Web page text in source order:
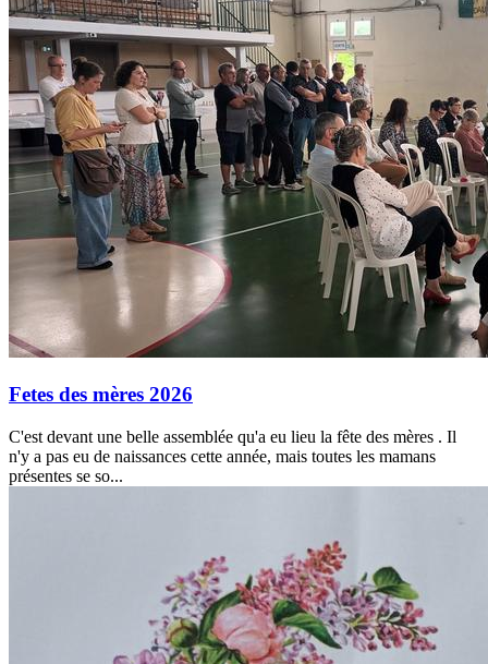
Fetes des mères 2026
C'est devant une belle assemblée qu'a eu lieu la fête des mères . Il
n'y a pas eu de naissances cette année, mais toutes les mamans
présentes se so...